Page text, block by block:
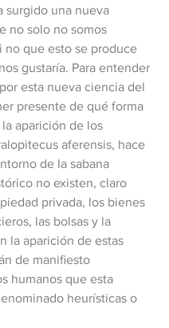
surgido una nueva
no solo no somos
no que esto se produce
gustaría. Para entender
esta nueva ciencia del
presente de qué forma
aparición de los
aferensis, hace
de la sabana
no existen, claro
privada, los bienes
las bolsas y la
la aparición de estas
de manifiesto
humanos que esta
heurísticas o